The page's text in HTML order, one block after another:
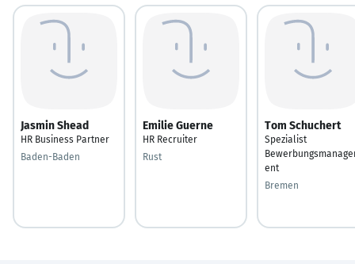
Jasmin Shead
HR Business Partner
Baden-Baden
Emilie Guerne
HR Recruiter
Rust
Tom Schuchert
Spezialist
ent
Bremen